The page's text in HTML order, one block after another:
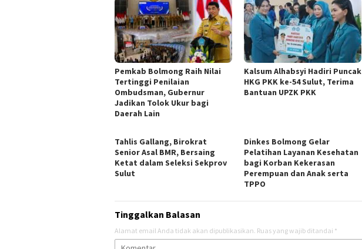
Pemkab Bolmong Raih Nilai
Tertinggi Penilaian
Ombudsman, Gubernur
Jadikan Tolok Ukur bagi
Daerah Lain
Kalsum Alhabsyi Hadiri Puncak
HKG PKK ke-54 Sulut, Terima
Bantuan UPZK PKK
Tahlis Gallang, Birokrat
Senior Asal BMR, Bersaing
Ketat dalam Seleksi Sekprov
Sulut
Dinkes Bolmong Gelar
Pelatihan Layanan Kesehatan
bagi Korban Kekerasan
Perempuan dan Anak serta
TPPO
Tinggalkan Balasan
Alamat email Anda tidak akan dipublikasikan. Ruas yang wajib ditandai *